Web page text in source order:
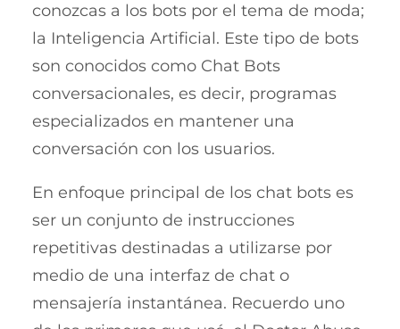
conozcas a los bots por el tema de moda;
la Inteligencia Artificial. Este tipo de bots
son conocidos como Chat Bots
conversacionales, es decir, programas
especializados en mantener una
conversación con los usuarios.
En enfoque principal de los chat bots es
ser un conjunto de instrucciones
repetitivas destinadas a utilizarse por
medio de una interfaz de chat o
mensajería instantánea. Recuerdo uno